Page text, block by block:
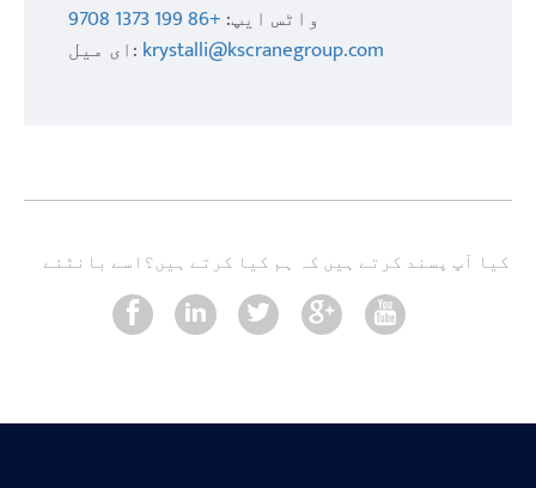
واٹس ایپ: +86 199 1373 9708
ای میل: krystalli@kscranegroup.com
کیا آپ پسند کرتے ہیں کہ ہم کیا کرتے ہیں؟ اسے بانٹئے